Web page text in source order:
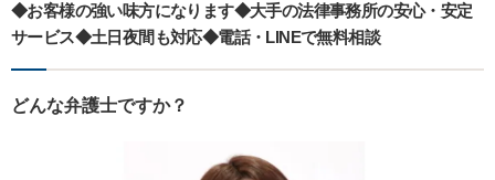
◆お客様の強い味方になります◆大手の法律事務所の安心・安定
サービス◆土日夜間も対応◆電話・LINEで無料相談
どんな弁護士ですか？